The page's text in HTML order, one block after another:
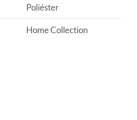
Poliéster
Home Collection